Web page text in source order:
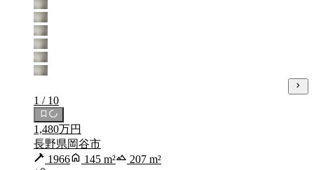
1 / 10
1,480万円
長野県岡谷市
1966
145 m²
207 m²